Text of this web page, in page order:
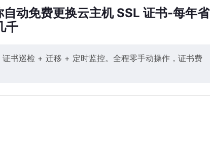
动免费更换云主机 SSL 证书-每年省
千
书巡检 + 迁移 + 定时监控。全程零手动操作，证书费